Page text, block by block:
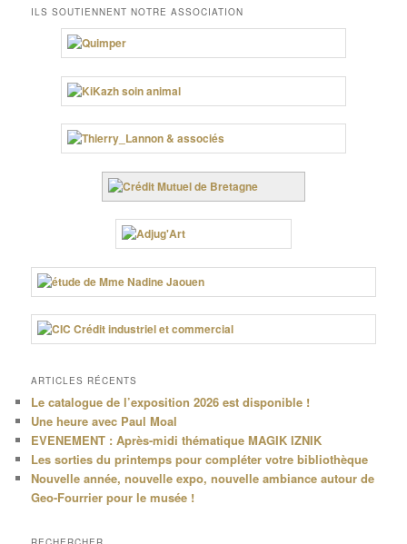
ILS SOUTIENNENT NOTRE ASSOCIATION
ARTICLES RÉCENTS
Le catalogue de l’exposition 2026 est disponible !
Une heure avec Paul Moal
EVENEMENT : Après-midi thématique MAGIK IZNIK
Les sorties du printemps pour compléter votre bibliothèque
Nouvelle année, nouvelle expo, nouvelle ambiance autour de
Geo-Fourrier pour le musée !